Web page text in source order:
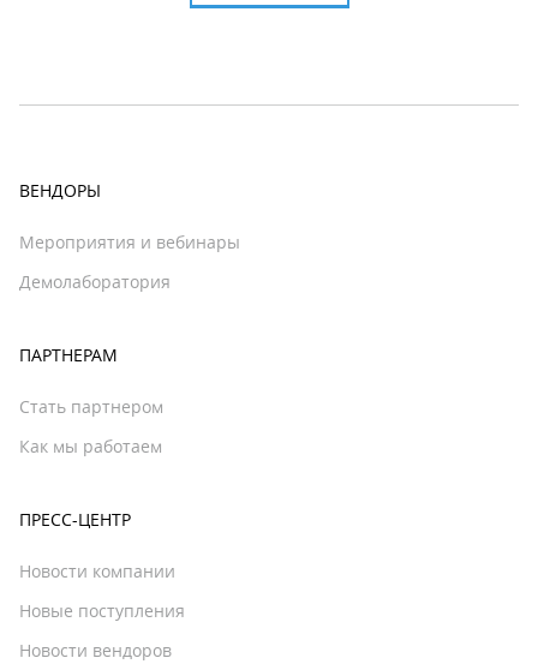
ВЕНДОРЫ
Мероприятия и вебинары
Демолаборатория
ПАРТНЕРАМ
Стать партнером
Как мы работаем
ПРЕСС-ЦЕНТР
Новости компании
Новые поступления
Новости вендоров